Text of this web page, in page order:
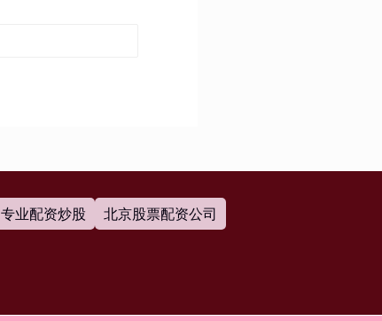
专业配资炒股 北京股票配资公司